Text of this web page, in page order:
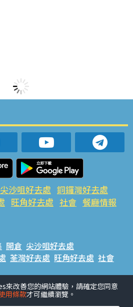
尖沙咀好去處 銅鑼灣好去處
旺角好去處 社會 餐廳情報
開倉 尖沙咀好去處
荃灣好去處 旺角好去處 社會
推介 #美食社群熱話
來改善您的網站體驗，請確定您同意
用條款才可繼續瀏覽。